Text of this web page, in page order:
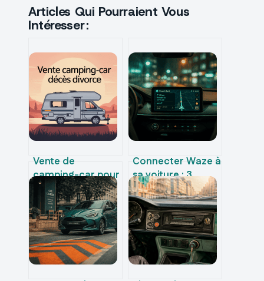
Articles Qui Pourraient Vous
Intéresser :
Vente de
camping-car pour
cause de décès
ou divorce
comment bien
gérer
Connecter Waze à
sa voiture : 3
méthodes de
liaison et solutions
pour les écrans
noirs